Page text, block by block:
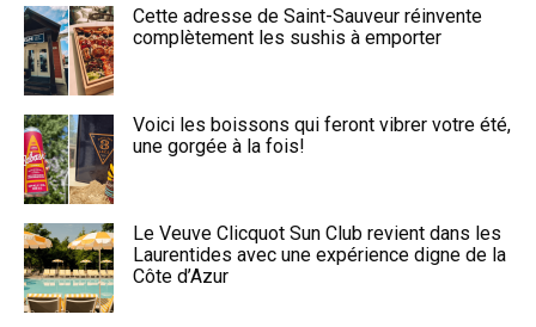
Cette adresse de Saint-Sauveur réinvente
complètement les sushis à emporter
Voici les boissons qui feront vibrer votre été,
une gorgée à la fois!
Le Veuve Clicquot Sun Club revient dans les
Laurentides avec une expérience digne de la
Côte d’Azur